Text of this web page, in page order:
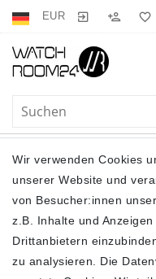
EUR
SWISS
SHOP
Wir verwenden Cookies
unserer Website und
von Besucher:innen
z.B. Inhalte und
Drittanbietern
zu analysieren. Die